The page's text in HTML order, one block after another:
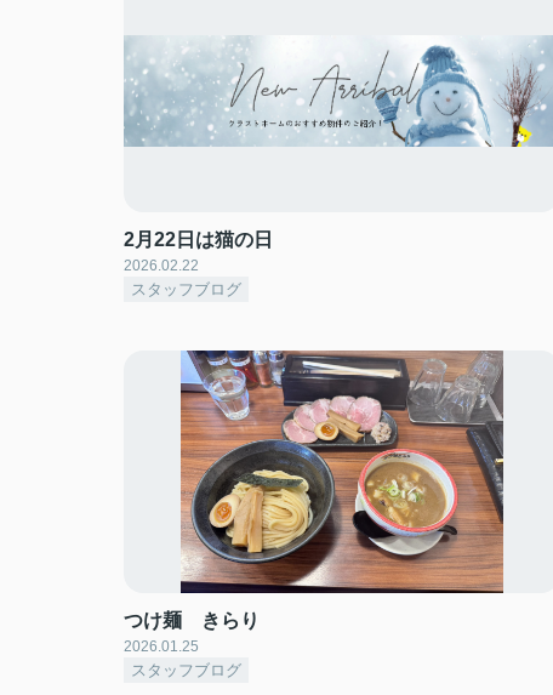
2月22日は猫の日
2026.02.22
スタッフブログ
つけ麺 きらり
2026.01.25
スタッフブログ